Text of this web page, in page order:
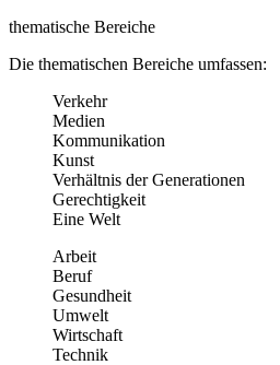
thematische Bereiche
Die thematischen Bereiche umfassen:
Verkehr
Medien
Kommunikation
Kunst
Verhältnis der Generationen
Gerechtigkeit
Eine Welt
Arbeit
Beruf
Gesundheit
Umwelt
Wirtschaft
Technik